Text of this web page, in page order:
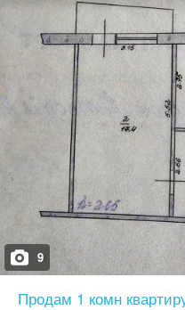
9
Продам 1 комн